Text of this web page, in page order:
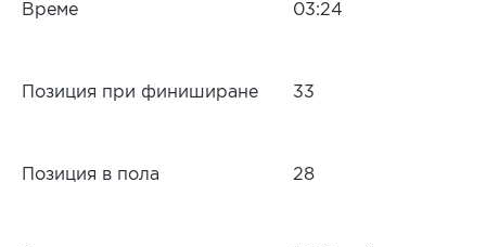
Време 03:24
Позиция при финиширане 33
Позиция в пола 28